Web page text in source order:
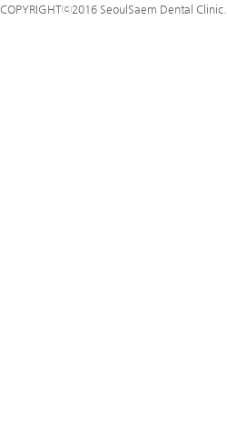
COPYRIGHTⓒ2016 SeoulSaem Dental Clinic.